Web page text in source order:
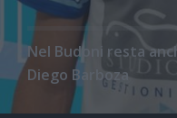
Nel Budoni resta
Diego Barboza